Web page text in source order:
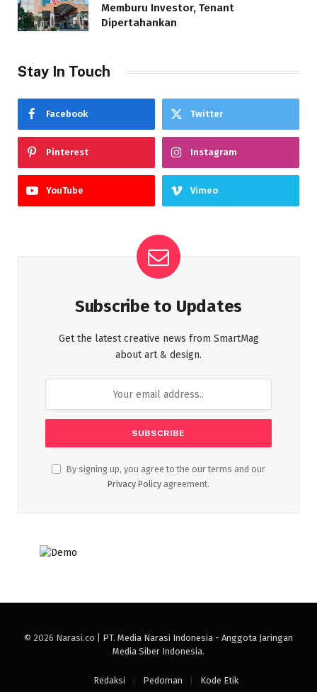
Memburu Investor, Tenant
Dipertahankan
Stay In Touch
Facebook Twitter
Pinterest Instagram
YouTube Vimeo
Subscribe to Updates
Get the latest creative news from SmartMag
about art & design.
By signing up, you agree to the our terms and our
Privacy Policy agreement.
© 2026 Narasi.co | PT. Media Narasi Indonesia - Anggota Jaringan
Media Siber Indonesia.
Redaksi Pedoman Kode Etik